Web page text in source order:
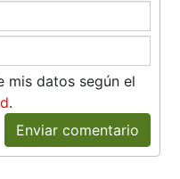
mis datos según el
.
Enviar comentario